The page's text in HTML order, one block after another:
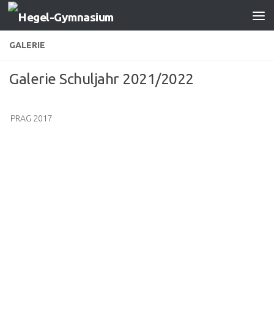
Zum Inhalt springen
GALERIE
Galerie Schuljahr 2021/2022
PRAG 2017